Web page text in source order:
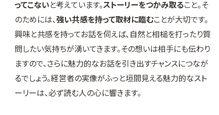
ってこない と考えています。ストーリーをつかみ取ること。そ
のためには、強い共感を持って取材に臨むことが大切です。
興味と共感を持ってお話を伺えば、自然と相槌を打ったり質
問したい気持ちが湧いてきます。その想いは相手にも伝わり
ますので、さらに魅力的なお話を引き出すチャンスにつなが
るでしょう。経営者の実像がふっと垣間見える魅力的なスト
ーリーは、必ず読む人の心に響きます。